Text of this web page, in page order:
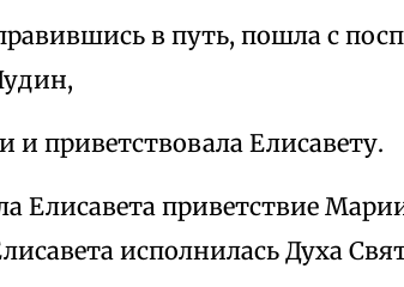
в путь, пошла с
приветствовала Елисавету.
Елисавета приветствие
исполнилась Духа